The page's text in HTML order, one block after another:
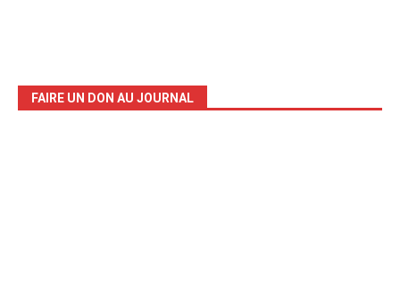
FAIRE UN DON AU JOURNAL